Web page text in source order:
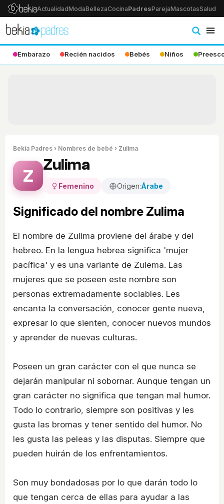
ActualidadModaBellezaCocinaPadresParejaMascotasSalud
Embarazo Recién nacidos Bebés Niños
Bekia Padres › Nombres de bebé › Zulima
Z
Zulima
Femenino Origen:Árabe
Significado del nombre Zulima
El nombre de Zulima proviene del árabe y del
hebreo. En la lengua hebrea significa 'mujer
pacífica' y es una variante de Zulema. Las
mujeres que se poseen este nombre son
personas extremadamente sociables. Les
encanta la conversación, conocer gente nueva,
expresar lo que sienten, conocer nuevos mundos
y aprender de nuevas culturas.
Poseen un gran carácter con el que nunca se
dejarán manipular ni sobornar. Aunque tengan un
gran carácter no significa que tengan mal humor.
Todo lo contrario, siempre son positivas y les
gusta las bromas y tener sentido del humor. No
les gusta las peleas y las disputas. Siempre que
pueden huirán de los enfrentamientos.
Son muy bondadosas por lo que darán todo lo
que tengan cerca de ellas para ayudar a las